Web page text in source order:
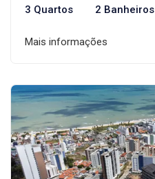
3 Quartos 2 Banheiros
Mais informações